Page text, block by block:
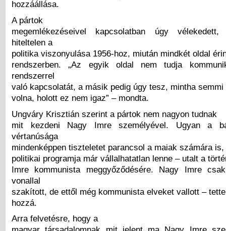
hozzáállása.
A pártok
megemlékezéseivel kapcsolatban úgy
hiteltelen a
politika viszonyulása 1956-hoz, miután mindkét oldal
rendszerben. „Az egyik oldal nem tudja
rendszerrel
való kapcsolatát, a másik pedig úgy tesz, mintha
volna, holott ez nem igaz” – mondta.
Ungváry Krisztián szerint a pártok nem nagyon tudnak
mit kezdeni Nagy Imre személyével. Ugyan a
vértanúsága
mindenképpen tiszteletet parancsol a maiak számára is,
politikai programja már vállalhatatlan lenne – utalt a
Imre kommunista meggyőződésére. Nagy Imre
vonallal
szakított, de ettől még kommunista elveket vallott – tette
hozzá.
Arra felvetésre, hogy a